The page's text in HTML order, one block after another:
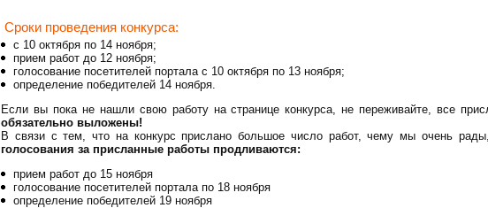
Сроки проведения конкурса:
с 10 октября по 14 ноября;
прием работ до 12 ноября;
голосование посетителей портала с 10 октября по 13 ноября;
определение победителей 14 ноября.
Если вы пока не нашли свою работу на странице конкурса, не переживайте, все
обязательно выложены!
В связи с тем, что на конкурс прислано большое число работ, чему мы очень
голосования за присланные работы продливаются:
прием работ до 15 ноября
голосование посетителей портала по 18 ноября
определение победителей 19 ноября